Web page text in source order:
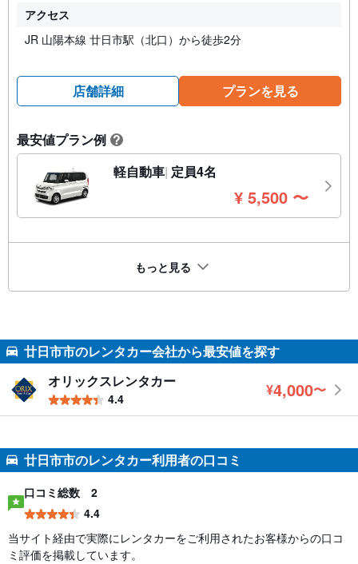
アクセス
JR 山陽本線 廿日市駅（北口）から徒歩2分
店舗詳細 プランを見る
最安値プラン例 ?
軽自動車 定員4名
¥ 5,500 円
〜
もっと見る
廿日市市のレンタカー会社から最安値を探す
オリックスレンタカー
4.4
¥4,000 円
〜
廿日市市のレンタカー利用者の口コミ
口コミ総数
2
4.4
当サイト経由で実際にレンタカーをご利用されたお客様からの口コ
ミ評価を掲載しています。